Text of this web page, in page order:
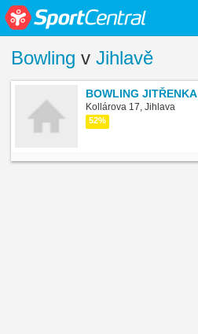
Bowling v Jihlavě
BOWLING JITŘENKA
Kollárova 17, Jihlava
52%